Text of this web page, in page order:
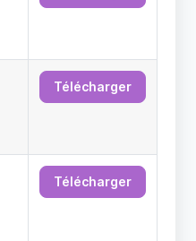
Télécharger
Télécharger